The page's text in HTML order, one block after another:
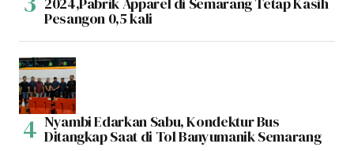
Pesangon 0,5 kali
Nyambi Edarkan Sabu, Kondektur Bus
Ditangkap Saat di Tol Banyumanik Semarang